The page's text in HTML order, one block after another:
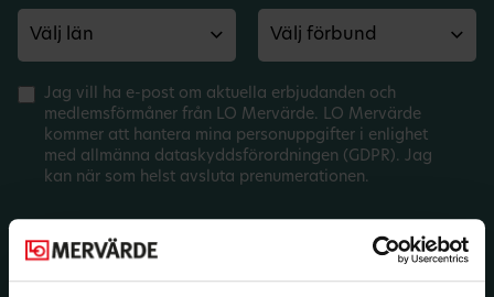
Jag vill ha e-post om aktuella erbjudanden och
medlemsförmåner från LO Mervärde. LO Mervärde
kommer att hantera mina personuppgifter i enlighet
med allmänna dataskyddsförordningen (GDPR). Jag
kan när som helst avsluta prenumerationen.